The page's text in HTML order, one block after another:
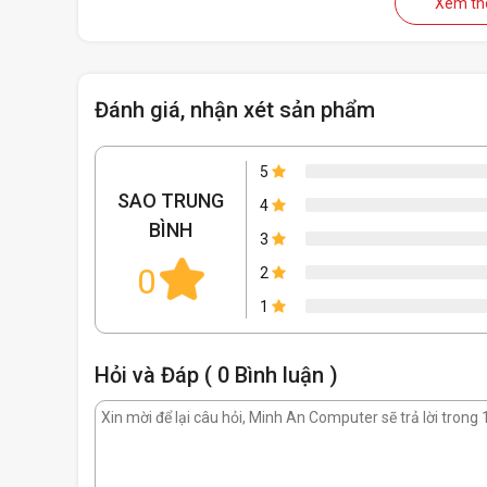
Tính năng nổi bật laptop HP Victus
Máy được tích hợp đèn nền cho bạn làm việc trong điều
phòng. Với tính năng này bạn thỏa mái sử dụng mà không
Xem
Đánh giá, nhận xét sản phẩm
SAO TRUNG
BÌNH
0
5
4
3
2
1
Hỏi và Đáp ( 0 Bình luận )